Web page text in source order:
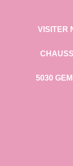
VISITER
5030